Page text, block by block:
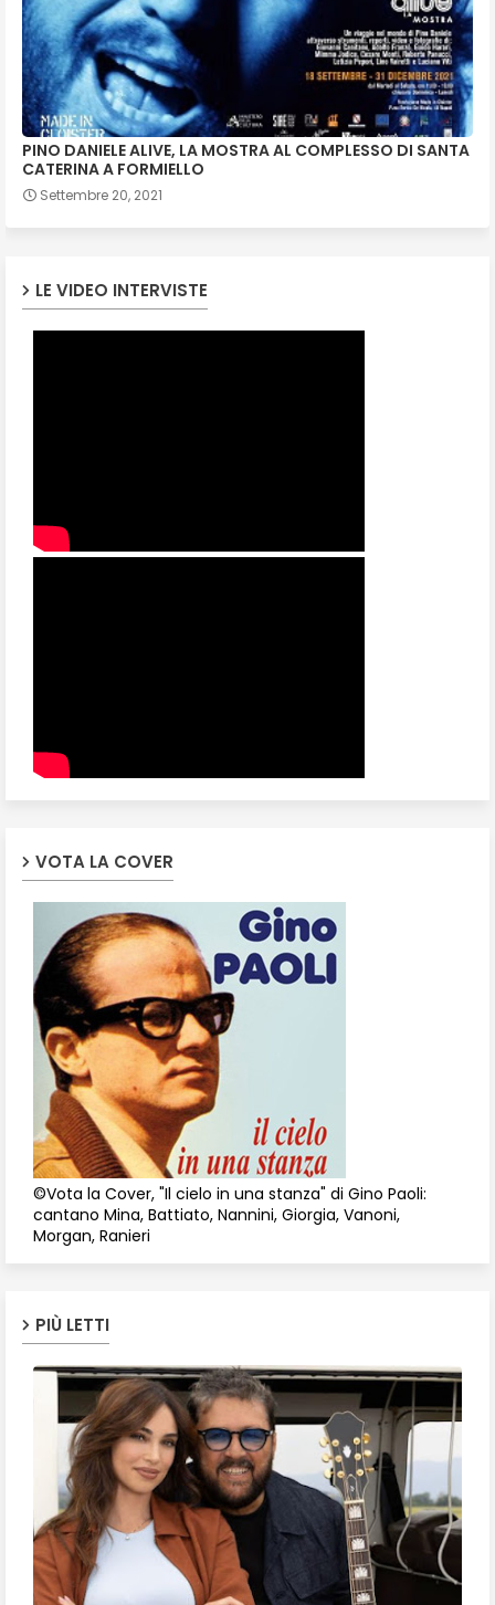
PINO DANIELE ALIVE, LA MOSTRA AL COMPLESSO DI SANTA
CATERINA A FORMIELLO
Settembre 20, 2021
LE VIDEO INTERVISTE
VOTA LA COVER
©Vota la Cover, "Il cielo in una stanza" di Gino Paoli:
cantano Mina, Battiato, Nannini, Giorgia, Vanoni,
Morgan, Ranieri
PIÙ LETTI